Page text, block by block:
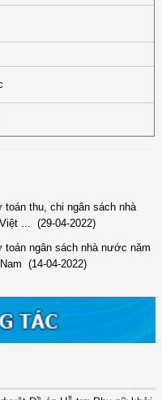
thu, chi ngân sách nhà
...
(29-04-2022)
ngân sách nhà nước năm
(14-04-2022)
Chương trình mục tiêu quốc gia
số 72-NQ/TW ngày
Đề án Hỗ trợ Phụ nữ khởi